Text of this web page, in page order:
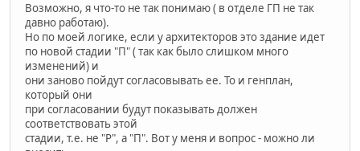
Возможно, я что-то не так понимаю ( в отделе ГП не так
давно работаю).
Но по моей логике, если у архитекторов это здание идет
по новой стадии "П" ( так как было слишком много
изменений) и
они заново пойдут согласовывать ее. То и генплан,
который они
при согласовании будут показывать должен
соответствовать этой
стадии, т.е. не "Р", а "П". Вот у меня и вопрос - можно ли